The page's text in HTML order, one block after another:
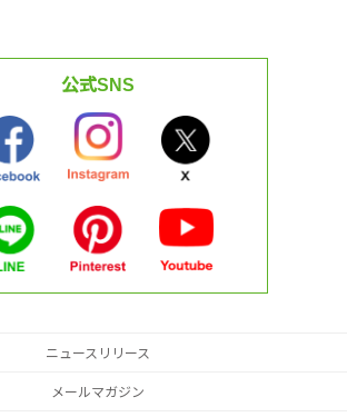
公式SNS
ニュースリリース
メールマガジン